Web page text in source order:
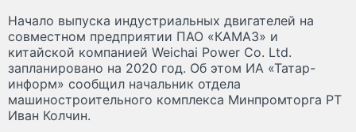
Начало выпуска индустриальных двигателей на
совместном предприятии ПАО «КАМАЗ» и
китайской компанией Weichai Power Co. Ltd.
запланировано на 2020 год. Об этом ИА «Татар-
информ» сообщил начальник отдела
машиностроительного комплекса Минпромторга РТ
Иван Колчин.